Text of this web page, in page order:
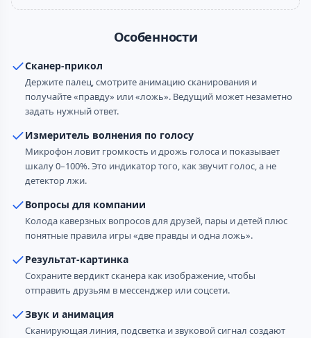
Особенности
Сканер-прикол
Держите палец, смотрите анимацию сканирования и
получайте «правду» или «ложь». Ведущий может незаметно
задать нужный ответ.
Измеритель волнения по голосу
Микрофон ловит громкость и дрожь голоса и показывает
шкалу 0–100%. Это индикатор того, как звучит голос, а не
детектор лжи.
Вопросы для компании
Колода каверзных вопросов для друзей, пары и детей плюс
понятные правила игры «две правды и одна ложь».
Результат-картинка
Сохраните вердикт сканера как изображение, чтобы
отправить друзьям в мессенджер или соцсети.
Звук и анимация
Сканирующая линия, подсветка и звуковой сигнал создают